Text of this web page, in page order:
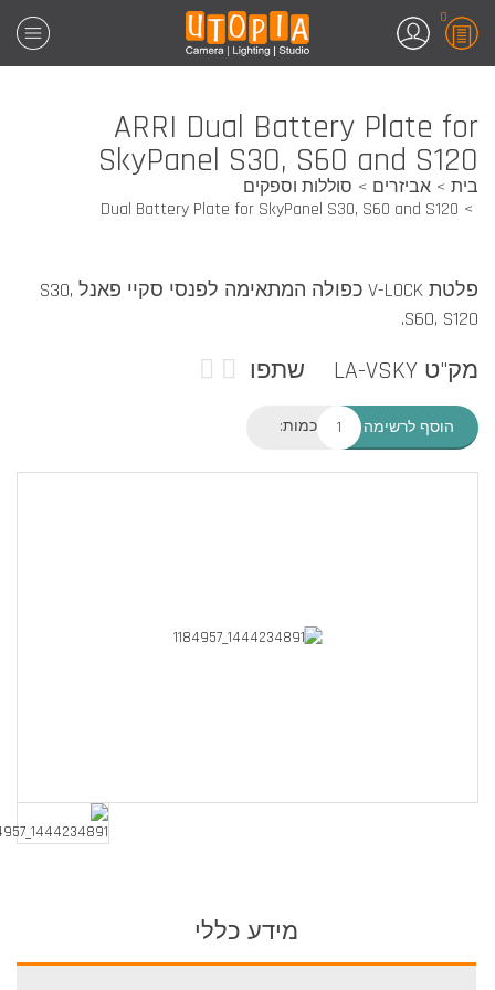
0
ARRI Dual Battery Plate for
SkyPanel S30, S60 and S120
בית אביזרים
סוללות וספקים
Dual Battery Plate for SkyPanel S30, S60 and S120
פלטת V-LOCK כפולה המתאימה לפנסי סקיי פאנל S30,
S60, S120.
מק"ט LA-VSKY שתפו
כמות: הוסף לרשימה
מידע כללי